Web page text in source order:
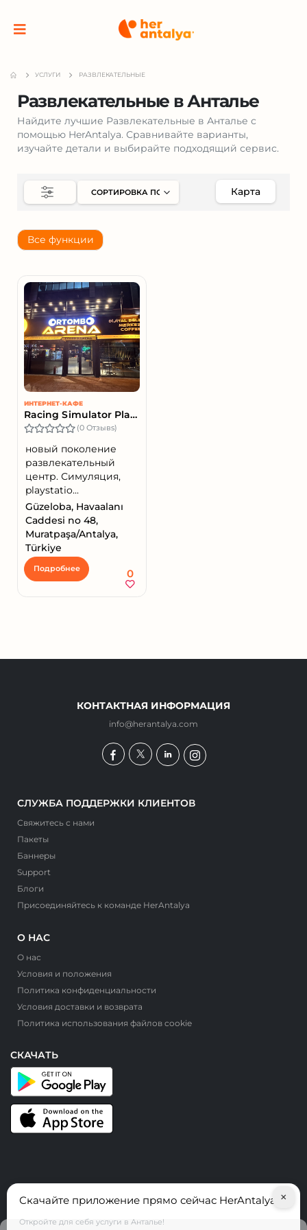
УСЛУГИ РАЗВЛЕКАТЕЛЬНЫЕ
Развлекательные в Анталье
Найдите лучшие Развлекательные в Анталье с
помощью HerAntalya. Сравнивайте варианты,
изучайте детали и выбирайте подходящий сервис.
Карта
Все функции
ИНТЕРНЕТ-КАФЕ
Racing Simulator Playstation Vr
(0 Отзывs)
новый поколение
развлекательный
центр. Симуляция,
playstatio...
Güzeloba, Havaalanı
Caddesi no 48,
Muratpaşa/Antalya,
Türkiye
Подробнее 0
КОНТАКТНАЯ ИНФОРМАЦИЯ
info@herantalya.com
СЛУЖБА ПОДДЕРЖКИ КЛИЕНТОВ
Свяжитесь с нами
Пакеты
Баннеры
Support
Блоги
Присоединяйтесь к команде HerAntalya
О НАС
О нас
Условия и положения
Политика конфиденциальности
Условия доставки и возврата
Политика использования файлов cookie
СКАЧАТЬ
© HerAntalya. 2026. Все права защищены
Скачайте приложение прямо сейчас HerAntalya
Откройте для себя услуги в Анталье!
×